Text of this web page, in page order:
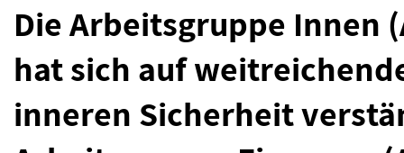
Die Arbeitsgruppe Innen
hat sich auf
inneren Sicherheit